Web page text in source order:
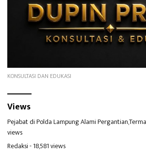
KONSULTASI DAN EDUKASI
Views
Pejabat di Polda Lampung Alami
views
Redaksi- 18,581 views